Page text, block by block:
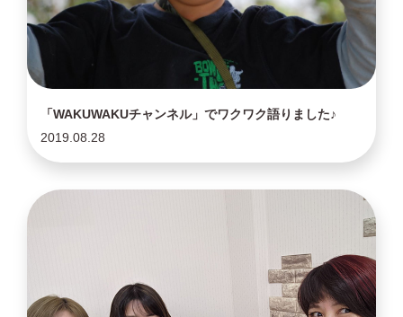
「WAKUWAKUチャンネル」でワクワク語りました♪
2019.08.28